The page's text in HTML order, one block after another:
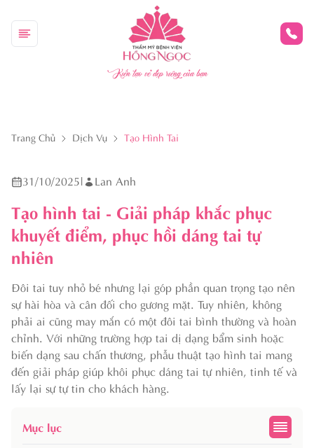
Kiến tạo vẻ đẹp riêng của bạn
Trang Chủ Dịch Vụ Tạo Hình Tai
31/10/2025| Lan Anh
Tạo hình tai - Giải pháp khắc phục
khuyết điểm, phục hồi dáng tai tự
nhiên
Đôi tai tuy nhỏ bé nhưng lại góp phần quan trọng tạo nên
sự hài hòa và cân đối cho gương mặt. Tuy nhiên, không
phải ai cũng may mắn có một đôi tai bình thường và hoàn
chỉnh. Với những trường hợp tai dị dạng bẩm sinh hoặc
biến dạng sau chấn thương, phẫu thuật tạo hình tai mang
đến giải pháp giúp khôi phục dáng tai tự nhiên, tinh tế và
lấy lại sự tự tin cho khách hàng.
Mục lục